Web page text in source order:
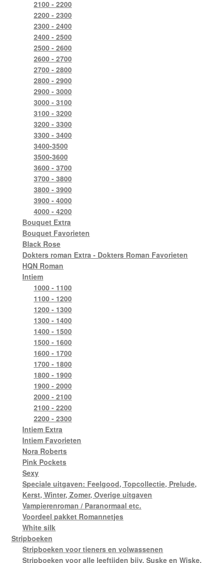
2100 - 2200
2200 - 2300
2300 - 2400
2400 - 2500
2500 - 2600
2600 - 2700
2700 - 2800
2800 - 2900
2900 - 3000
3000 - 3100
3100 - 3200
3200 - 3300
3300 - 3400
3400-3500
3500-3600
3600 - 3700
3700 - 3800
3800 - 3900
3900 - 4000
4000 - 4200
Bouquet Extra
Bouquet Favorieten
Black Rose
Dokters roman Extra - Dokters Roman Favorieten
HQN Roman
Intiem
1000 - 1100
1100 - 1200
1200 - 1300
1300 - 1400
1400 - 1500
1500 - 1600
1600 - 1700
1700 - 1800
1800 - 1900
1900 - 2000
2000 - 2100
2100 - 2200
2200 - 2300
Intiem Extra
Intiem Favorieten
Nora Roberts
Pink Pockets
Sexy
Speciale uitgaven: Feelgood, Topcollectie, Prelude,
Kerst, Winter, Zomer, Overige uitgaven
Vampierenroman / Paranormaal etc.
Voordeel pakket Romannetjes
White silk
Stripboeken
Stripboeken voor tieners en volwassenen
Stripboeken voor alle leeftijden bijv. Suske en Wiske,